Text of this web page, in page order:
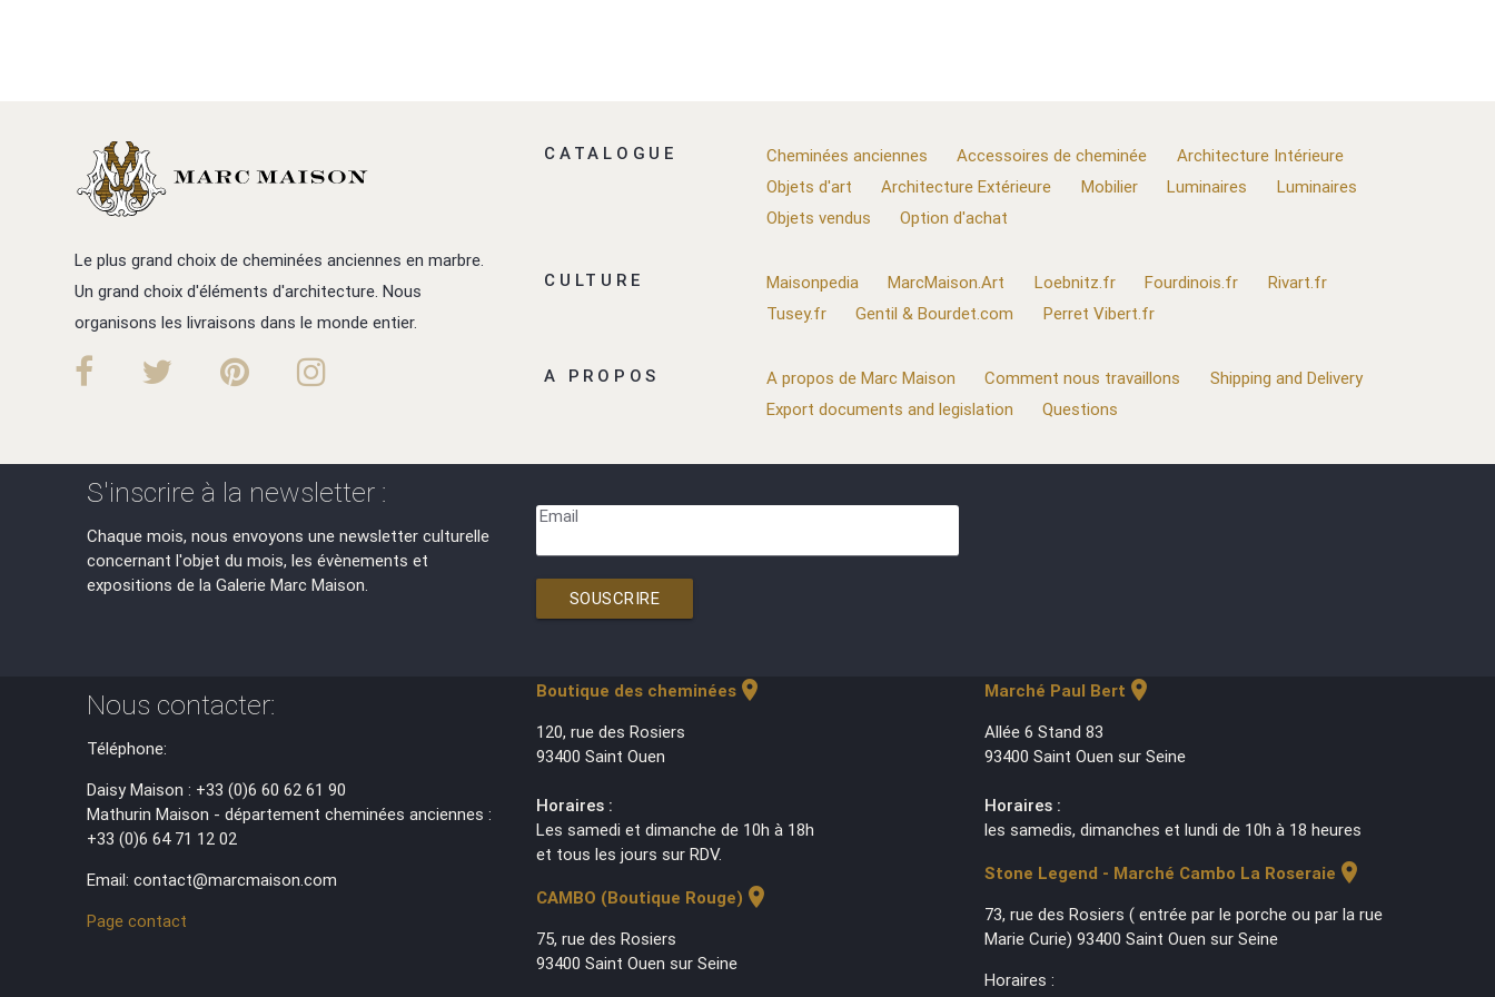
Le plus grand choix de cheminées anciennes en marbre.
Un grand choix d'éléments d'architecture. Nous
organisons les livraisons dans le monde entier.
CATALOGUE Cheminées anciennes Accessoires de cheminée
Architecture Intérieure
Objets d'art
Architecture Extérieure Mobilier Luminaires
Luminaires
Objets vendus
Option d'achat
CULTURE Maisonpedia MarcMaison.Art Loebnitz.fr Fourdinois.fr
Rivart.fr
Tusey.fr
Gentil & Bourdet.com Perret Vibert.fr
A PROPOS A propos de Marc Maison Comment nous travaillons
Shipping and Delivery
Export documents and legislation
Questions
S'inscrire à la newsletter :
Chaque mois, nous envoyons une newsletter culturelle
concernant l'objet du mois, les évènements et
expositions de la Galerie Marc Maison.
Email
SOUSCRIRE
Nous contacter:
Téléphone:
Daisy Maison : +33 (0)6 60 62 61 90
Mathurin Maison - département cheminées anciennes :
+33 (0)6 64 71 12 02
Email: contact@marcmaison.com
Page contact
Boutique des cheminéeslocation_on
120, rue des Rosiers
93400 Saint Ouen
Horaires :
Les samedi et dimanche de 10h à 18h
et tous les jours sur RDV.
CAMBO (Boutique Rouge) location_on
75, rue des Rosiers
93400 Saint Ouen sur Seine
Marché Paul Bert location_on
Allée 6 Stand 83
93400 Saint Ouen sur Seine
Horaires :
les samedis, dimanches et lundi de 10h à 18 heures
Stone Legend - Marché Cambo La Roseraie location_on
73, rue des Rosiers ( entrée par le porche ou par la rue
Marie Curie) 93400 Saint Ouen sur Seine
Horaires :